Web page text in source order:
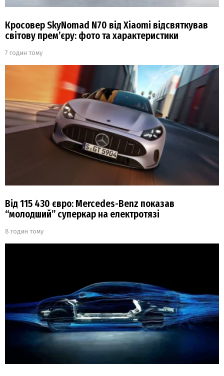
Кросовер SkyNomad N70 від Xiaomi відсвяткував
світову прем’єру: фото та характеристики
7 годин тому
Від 115 430 євро: Mercedes-Benz показав
“молодший” суперкар на електротязі
8 годин тому